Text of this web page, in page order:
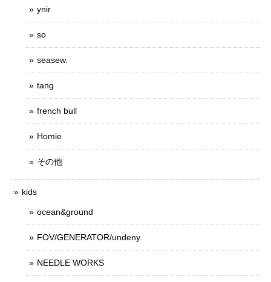
ynir
so
seasew.
tang
french bull
Homie
その他
kids
ocean&ground
FOV/GENERATOR/undeny.
NEEDLE WORKS